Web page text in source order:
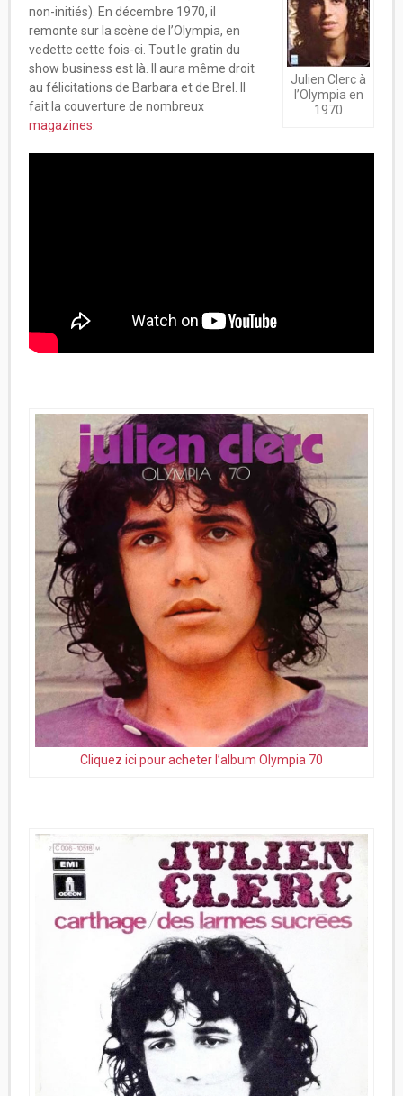
Julien Clerc à
l’Olympia en
1970
non-initiés). En décembre 1970, il
remonte sur la scène de l’Olympia, en
vedette cette fois-ci. Tout le gratin du
show business est là. Il aura même droit
au félicitations de Barbara et de Brel. Il
fait la couverture de nombreux
magazines
Cliquez ici pour acheter l’album Olympia 70